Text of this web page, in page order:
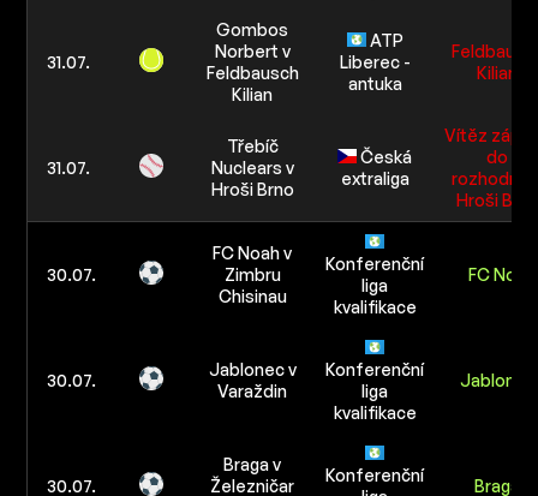
31.07.
Gombos
Norbert v
Feldbausch
Kilian
ATP
Liberec -
antuka
Kilian
31.07.
Třebíč
Nuclears v
Hroši Brno
Česká
extraliga
Vítěz
do
Hroši Brno
30.07.
FC Noah v
Zimbru
Chisinau
Konferenční
liga
kvalifikace
FC Noah
30.07.
Jablonec v
Varaždin
Konferenční
liga
kvalifikace
Jablonec
30.07.
Braga v
Železničar
Konferenční
Braga